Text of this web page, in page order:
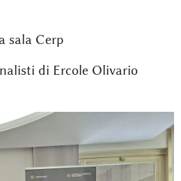
sala Cerp
di Ercole Olivario